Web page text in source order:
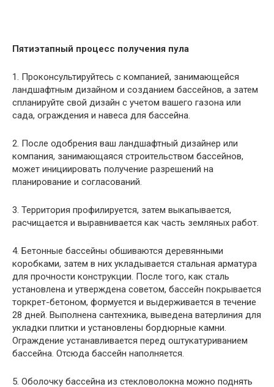
Пятиэтапный процесс получения пула
1. Проконсультируйтесь с компанией, занимающейся
ландшафтным дизайном и созданием бассейнов, а затем
спланируйте свой дизайн с учетом вашего газона или
сада, ограждения и навеса для бассейна.
2. После одобрения ваш ландшафтный дизайнер или
компания, занимающаяся строительством бассейнов,
может инициировать получение разрешений на
планирование и согласований.
3. Территория профилируется, затем выкапывается,
расчищается и выравнивается как часть земляных работ.
4. Бетонные бассейны обшиваются деревянными
коробками, затем в них укладывается стальная арматура
для прочности конструкции. После того, как сталь
установлена ​​и утверждена советом, бассейн покрывается
торкрет-бетоном, формуется и выдерживается в течение
28 дней. Выполнена сантехника, выведена ватерлиния для
укладки плитки и установлены бордюрные камни.
Ограждение устанавливается перед оштукатуриванием
бассейна. Отсюда бассейн наполняется.
5. Оболочку бассейна из стекловолокна можно поднять